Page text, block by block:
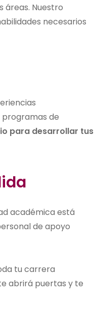
áreas. Nuestro
necesarios
de
para desarrollar tus
académica está
de apoyo
tu carrera
abrirá puertas y te